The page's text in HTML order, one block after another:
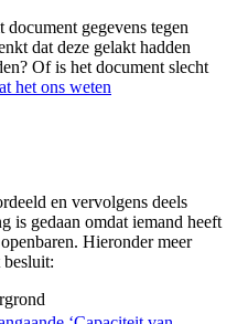
gegevens tegen
dat deze gelakt hadden
Of is het document slecht
het ons weten
en vervolgens deels
is gedaan omdat iemand heeft
Hieronder meer